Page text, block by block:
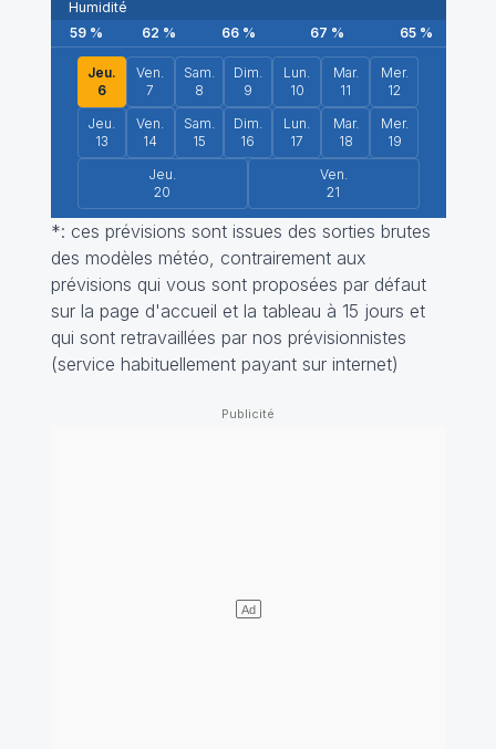
Humidité
59 % 62 % 66 % 67 % 65%
Jeu.
6
Ven.
7
Sam.
8
Dim.
9
Lun.
10
Mar.
11
Mer.
12
Jeu.
13
Ven.
14
Sam.
15
Dim.
16
Lun.
17
Mar.
18
Mer.
19
Jeu.
20
Ven.
21
*: ces prévisions sont issues des sorties brutes
des modèles météo, contrairement aux
prévisions qui vous sont proposées par défaut
sur la page d'accueil et la tableau à 15 jours et
qui sont retravaillées par nos prévisionnistes
(service habituellement payant sur internet)